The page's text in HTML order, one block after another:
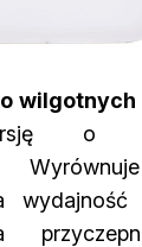
wilgotnych
o